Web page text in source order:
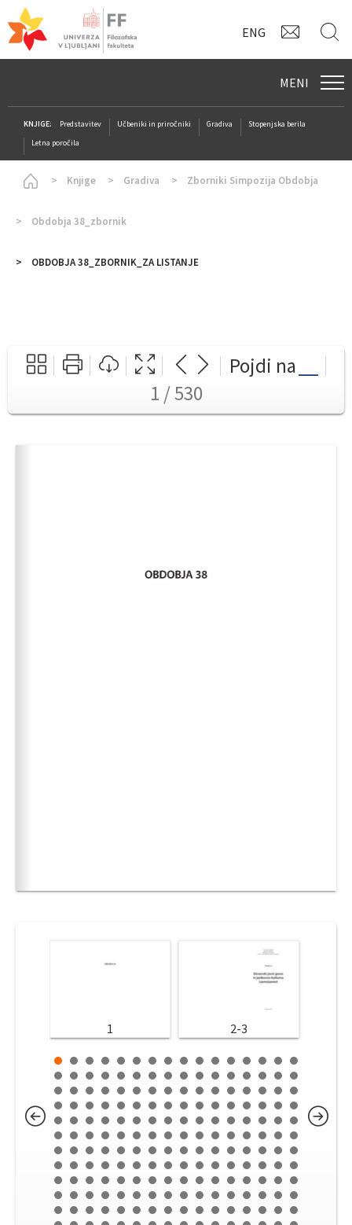
ENG
MENI
KNJIGE: Predstavitev Učbeniki in priročniki Gradiva
Stopenjska berila
Letna poročila
Homepage
Knjige Gradiva Zborniki Simpozija Obdobja
Obdobja 38_zbornik
OBDOBJA 38_ZBORNIK_ZA LISTANJE
Pojdi na
1 / 530
1 2-3